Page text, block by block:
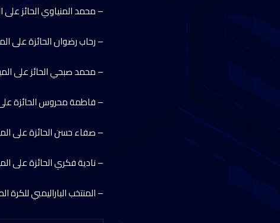
– محمد المنياوي الحائز على
– ⁠رحاب رضوان الحائزة على
– ⁠محمد صبحي الحائز على
– ⁠فاطمة محروس الحائزة على
– ⁠صفاء حسن الحائزة على
– ⁠نادية فكري الحائزة على
– ⁠المنتخب الباراليمبي للكرة